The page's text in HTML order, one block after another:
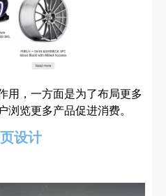
用，一方面是为了布局更多
浏览更多产品促进消费。
设计